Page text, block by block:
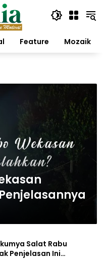
Feature Mozaik
Salat Rabu
Penjelasan Ini…